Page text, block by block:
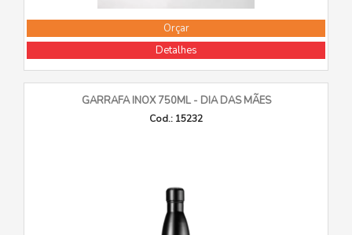
Orçar
Detalhes
GARRAFA INOX 750ML - DIA DAS MÃES
Cod.: 15232